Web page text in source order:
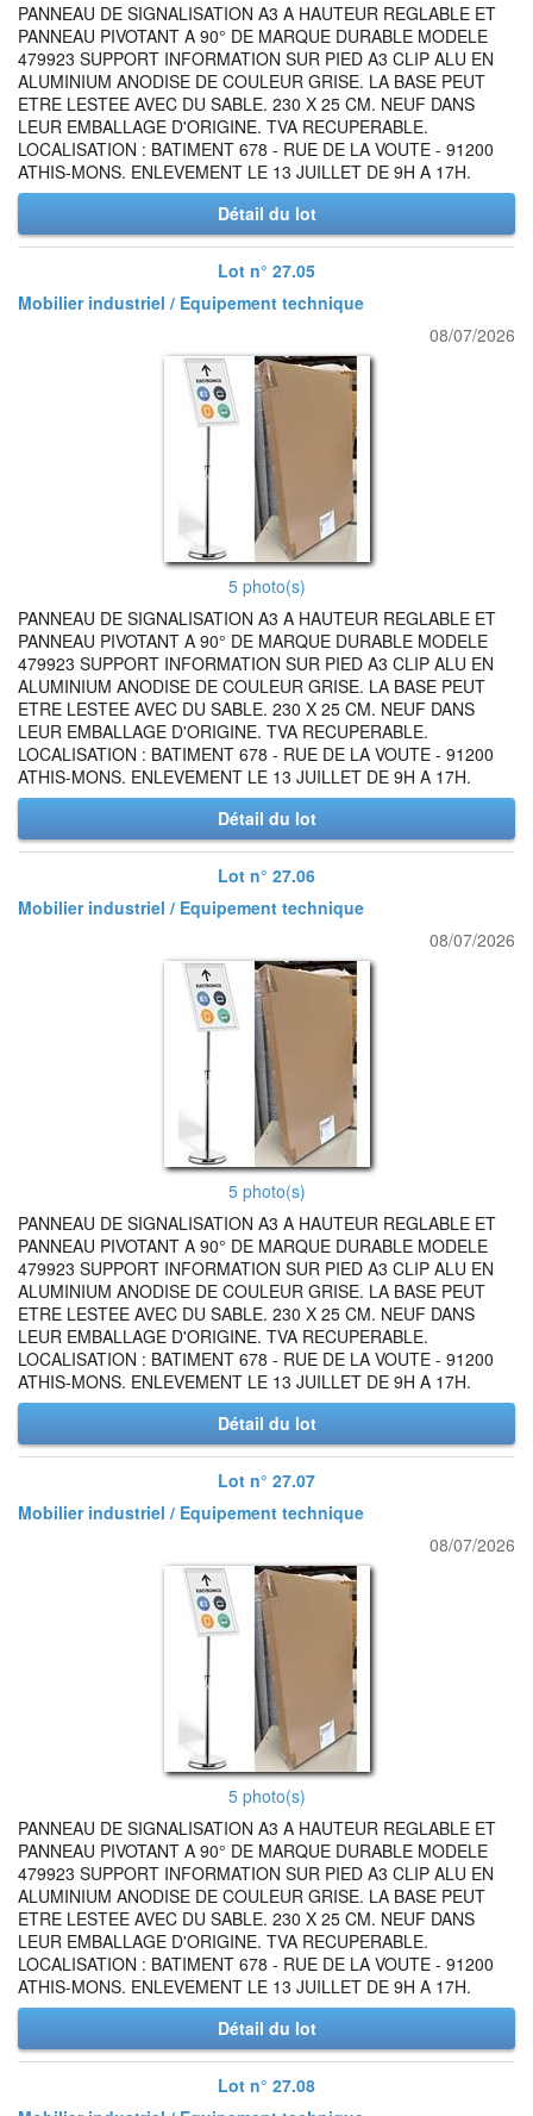
PANNEAU DE SIGNALISATION A3 A HAUTEUR REGLABLE ET
PANNEAU PIVOTANT A 90° DE MARQUE DURABLE MODELE
479923 SUPPORT INFORMATION SUR PIED A3 CLIP ALU EN
ALUMINIUM ANODISE DE COULEUR GRISE. LA BASE PEUT
ETRE LESTEE AVEC DU SABLE. 230 X 25 CM. NEUF DANS
LEUR EMBALLAGE D'ORIGINE. TVA RECUPERABLE.
LOCALISATION : BATIMENT 678 - RUE DE LA VOUTE - 91200
ATHIS-MONS. ENLEVEMENT LE 13 JUILLET DE 9H A 17H.
Détail du lot
Lot n° 27.05
Mobilier industriel / Equipement technique
08/07/2026
5 photo(s)
PANNEAU DE SIGNALISATION A3 A HAUTEUR REGLABLE ET
PANNEAU PIVOTANT A 90° DE MARQUE DURABLE MODELE
479923 SUPPORT INFORMATION SUR PIED A3 CLIP ALU EN
ALUMINIUM ANODISE DE COULEUR GRISE. LA BASE PEUT
ETRE LESTEE AVEC DU SABLE. 230 X 25 CM. NEUF DANS
LEUR EMBALLAGE D'ORIGINE. TVA RECUPERABLE.
LOCALISATION : BATIMENT 678 - RUE DE LA VOUTE - 91200
ATHIS-MONS. ENLEVEMENT LE 13 JUILLET DE 9H A 17H.
Détail du lot
Lot n° 27.06
Mobilier industriel / Equipement technique
08/07/2026
5 photo(s)
PANNEAU DE SIGNALISATION A3 A HAUTEUR REGLABLE ET
PANNEAU PIVOTANT A 90° DE MARQUE DURABLE MODELE
479923 SUPPORT INFORMATION SUR PIED A3 CLIP ALU EN
ALUMINIUM ANODISE DE COULEUR GRISE. LA BASE PEUT
ETRE LESTEE AVEC DU SABLE. 230 X 25 CM. NEUF DANS
LEUR EMBALLAGE D'ORIGINE. TVA RECUPERABLE.
LOCALISATION : BATIMENT 678 - RUE DE LA VOUTE - 91200
ATHIS-MONS. ENLEVEMENT LE 13 JUILLET DE 9H A 17H.
Détail du lot
Lot n° 27.07
Mobilier industriel / Equipement technique
08/07/2026
5 photo(s)
PANNEAU DE SIGNALISATION A3 A HAUTEUR REGLABLE ET
PANNEAU PIVOTANT A 90° DE MARQUE DURABLE MODELE
479923 SUPPORT INFORMATION SUR PIED A3 CLIP ALU EN
ALUMINIUM ANODISE DE COULEUR GRISE. LA BASE PEUT
ETRE LESTEE AVEC DU SABLE. 230 X 25 CM. NEUF DANS
LEUR EMBALLAGE D'ORIGINE. TVA RECUPERABLE.
LOCALISATION : BATIMENT 678 - RUE DE LA VOUTE - 91200
ATHIS-MONS. ENLEVEMENT LE 13 JUILLET DE 9H A 17H.
Détail du lot
Lot n° 27.08